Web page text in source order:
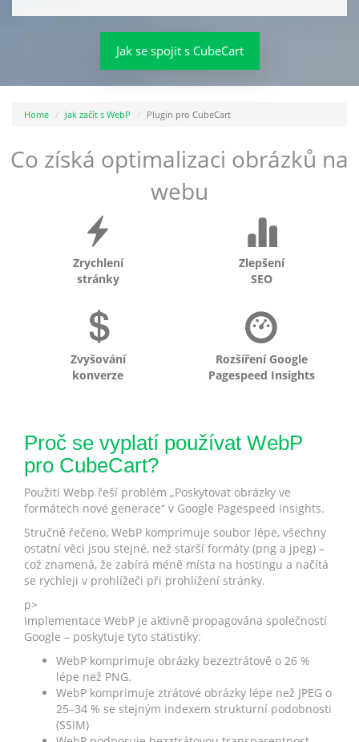
Jak se spojit s CubeCart
Home Jak začít s WebP Plugin pro CubeCart
Co získá optimalizaci obrázků na
webu
Zrychlení
stránky
Zlepšení
SEO
Zvyšování
konverze
Rozšíření Google
Pagespeed Insights
Proč se vyplatí používat WebP
pro CubeCart?
Použití Webp řeší problém „Poskytovat obrázky ve
formátech nové generace“ v Google Pagespeed Insights.
Stručně řečeno, WebP komprimuje soubor lépe, všechny
ostatní věci jsou stejné, než starší formáty (png a jpeg) –
což znamená, že zabírá méně místa na hostingu a načítá
se rychleji v prohlížeči při prohlížení stránky.
p>
Implementace WebP je aktivně propagována společností
Google – poskytuje tyto statistiky:
WebP komprimuje obrázky bezeztrátově o 26 %
lépe než PNG.
WebP komprimuje ztrátové obrázky lépe než JPEG o
25–34 % se stejným indexem strukturní podobnosti
(SSIM)